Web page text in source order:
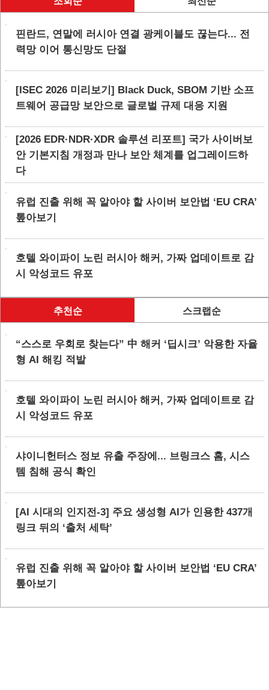
핀란드, 연말에 러시아 연결 광케이블도 끊는다... 전
력망 이어 통신망도 단절
[ISEC 2026 미리보기] Black Duck, SBOM 기반 소프
트웨어 공급망 보안으로 글로벌 규제 대응 지원
[2026 EDR·NDR·XDR 솔루션 리포트] 국가 사이버보
안 기본지침 개정과 만나 보안 체계를 업그레이드하
다
유럽 진출 위해 꼭 알아야 할 사이버 보안법 ‘EU CRA’
톺아보기
호텔 와이파이 노린 러시아 해커, 가짜 업데이트로 감
시 악성코드 유포
추천순 스크랩순
“스스로 우회로 찾는다” 中 해커 ‘딥시크’ 악용한 자율
형 AI 해킹 적발
호텔 와이파이 노린 러시아 해커, 가짜 업데이트로 감
시 악성코드 유포
샤이니헌터스 정보 유출 주장에... 브링크스 홈, 시스
템 침해 공식 확인
[AI 시대의 인지전-3] 주요 생성형 AI가 인용한 437개
링크 뒤의 ‘출처 세탁’
유럽 진출 위해 꼭 알아야 할 사이버 보안법 ‘EU CRA’
톺아보기